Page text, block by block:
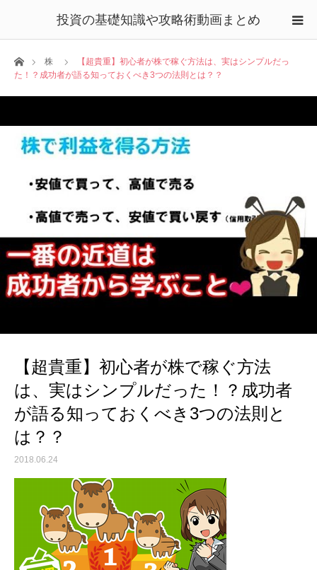
投資の基礎知識や攻略術動画まとめ
ホーム株
【超貴重】初心者が株で稼ぐ方法は、実はシンプルだっ
た！？成功者が語る知っておくべき3つの法則とは？？
【超貴重】初心者が株で稼ぐ方法
は、実はシンプルだった！？成功者
が語る知っておくべき3つの法則と
は？？
2018.06.24